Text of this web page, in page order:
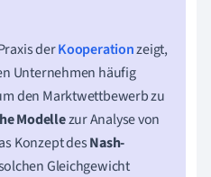
derKooperationzeigt,
Unternehmen häufig
den Marktwettbewerb zu
Modellezur Analyse von
Konzept desNash-
Gleichgewicht